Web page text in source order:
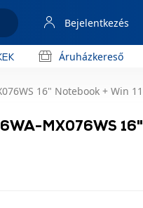
Bejelentkezés
Áruházkereső
16" Notebook + Win 11
MX076WS 16"